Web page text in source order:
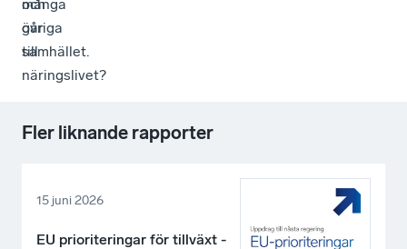
och
övriga
samhället.
många
går
till
näringslivet?
Fler liknande rapporter
15 juni 2026
EU prioriteringar för tillväxt -